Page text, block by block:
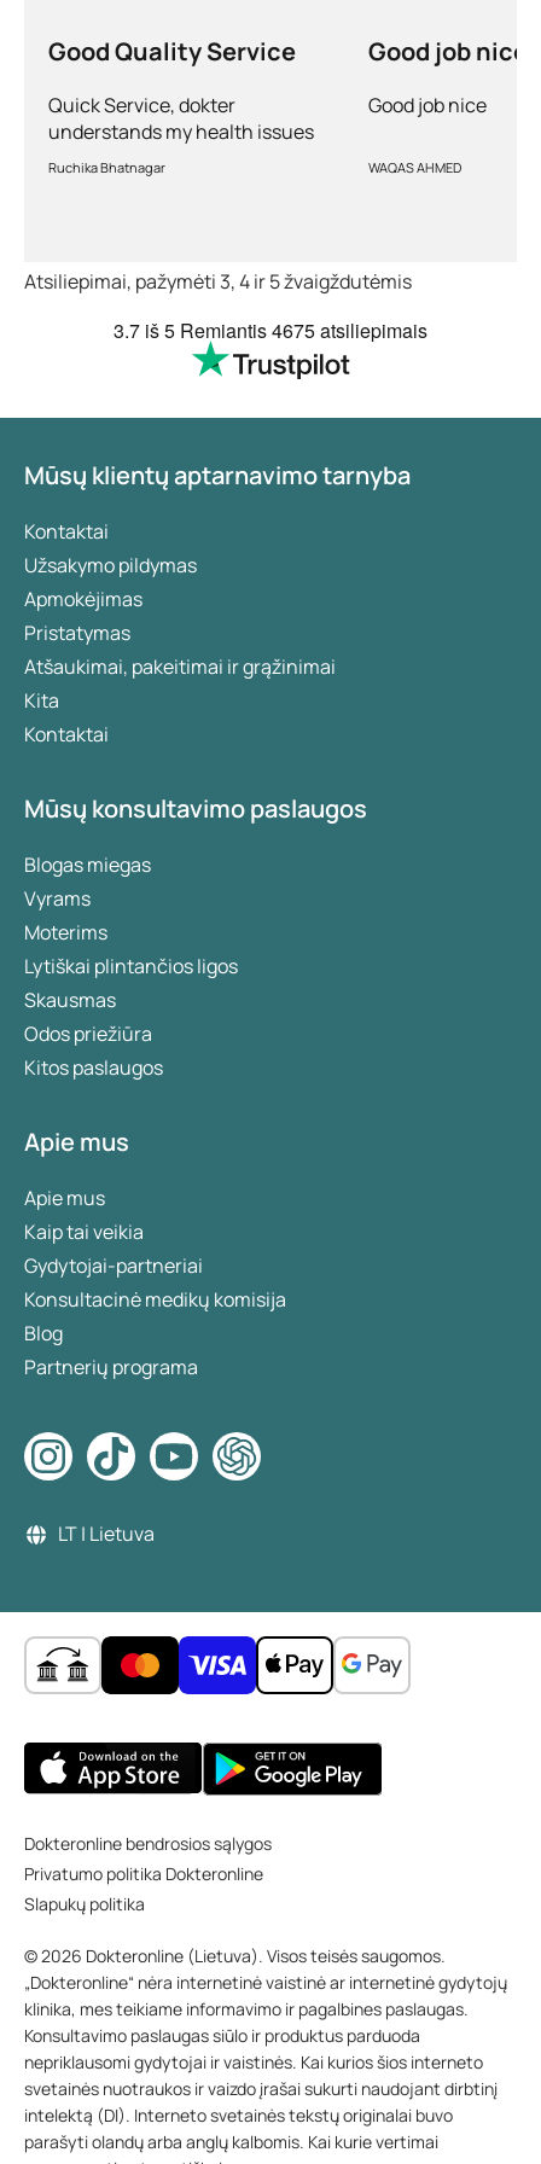
Good Quality Service
Quick Service, dokter
understands my health issues
and good diagnosis
Ruchika Bhatnagar
Good job nice
Good job nice
WAQAS AHMED
Atsiliepimai, pažymėti 3, 4 ir 5 žvaigždutėmis
3.7 iš 5 Remiantis4675 atsiliepimais
Mūsų klientų aptarnavimo tarnyba
Kontaktai
Užsakymo pildymas
Apmokėjimas
Pristatymas
Atšaukimai, pakeitimai ir grąžinimai
Kita
Kontaktai
Mūsų konsultavimo paslaugos
Blogas miegas
Vyrams
Moterims
Lytiškai plintančios ligos
Skausmas
Odos priežiūra
Kitos paslaugos
Apie mus
Apie mus
Kaip tai veikia
Gydytojai-partneriai
Konsultacinė medikų komisija
Blog
Partnerių programa
LT | Lietuva
Dokteronline bendrosios sąlygos
Privatumo politika Dokteronline
Slapukų politika
© 2026 Dokteronline (Lietuva). Visos teisės saugomos.
„Dokteronline“ nėra internetinė vaistinė ar internetinė gydytojų
klinika, mes teikiame informavimo ir pagalbines paslaugas.
Konsultavimo paslaugas siūlo ir produktus parduoda
nepriklausomi gydytojai ir vaistinės. Kai kurios šios interneto
svetainės nuotraukos ir vaizdo įrašai sukurti naudojant dirbtinį
intelektą (DI). Interneto svetainės tekstų originalai buvo
parašyti olandų arba anglų kalbomis. Kai kurie vertimai